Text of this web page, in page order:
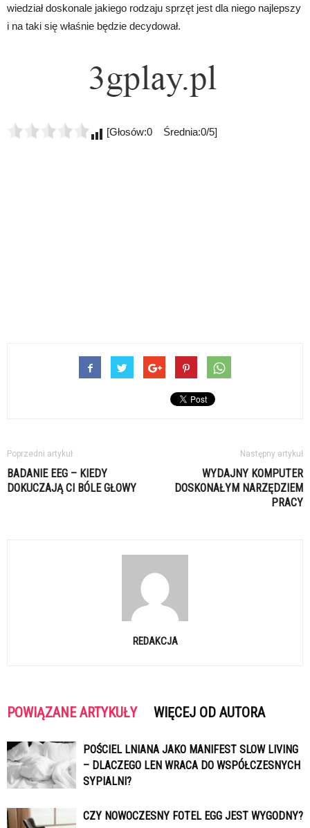
wiedział doskonale jakiego rodzaju sprzęt jest dla niego najlepszy
i na taki się właśnie będzie decydował.
[Głosów:0 Średnia:0/5]
Poprzedni artykuł
BADANIE EEG – KIEDY
DOKUCZAJĄ CI BÓLE GŁOWY
Następny artykuł
WYDAJNY KOMPUTER
DOSKONAŁYM NARZĘDZIEM
PRACY
REDAKCJA
POWIĄZANE ARTYKUŁY WIĘCEJ OD AUTORA
POŚCIEL LNIANA JAKO MANIFEST SLOW LIVING
– DLACZEGO LEN WRACA DO WSPÓŁCZESNYCH
SYPIALNI?
CZY NOWOCZESNY FOTEL EGG JEST WYGODNY?